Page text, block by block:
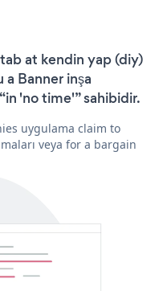
at kendin yap (diy)
Banner inşa
'no time'” sahibidir.
uygulama claim to
veya for a bargain